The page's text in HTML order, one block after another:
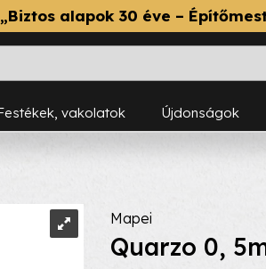
„Biztos alapok 30 éve –
Festékek, vakolatok Újdonságok
Mapei
Quarzo 0,